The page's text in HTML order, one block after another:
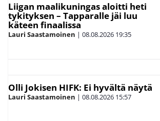
Liigan maalikuningas aloitti heti
tykityksen – Tapparalle jäi luu
käteen finaalissa
Lauri Saastamoinen | 08.08.2026 19:35
Olli Jokisen HIFK: Ei hyvältä näytä
Lauri Saastamoinen | 08.08.2026 15:57